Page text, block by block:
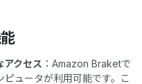
アクセス ：Amazon Braketで
ュータが利用可能です。こ